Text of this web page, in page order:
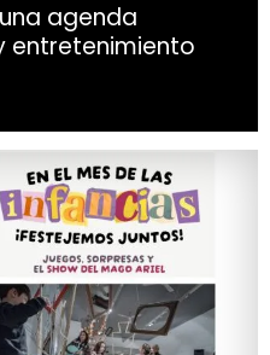
agenda
entretenimiento